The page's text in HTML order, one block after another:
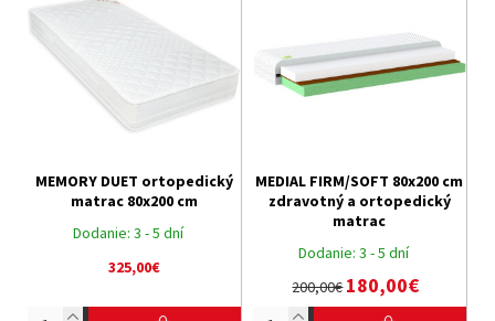
Dodanie: 3 - 5 dní
MEMORY DUET ortopedický
matrac 80x200 cm
325,00€
Dodanie: 3 - 5 dní
MEDIAL FIRM/SOFT 80x200 cm
zdravotný a ortopedický
matrac
200,00€180,00€